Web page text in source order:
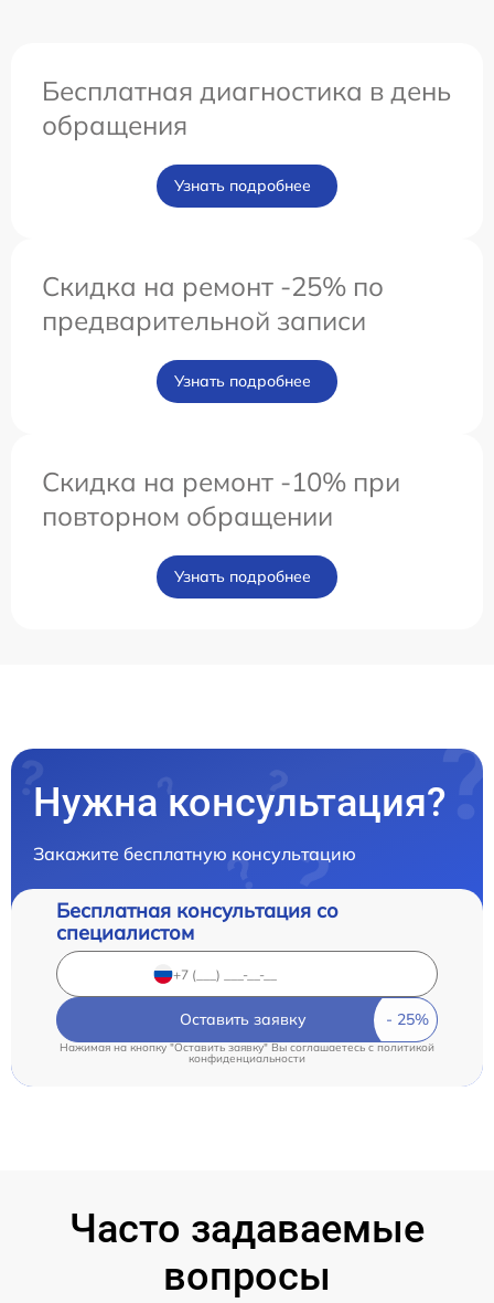
Бесплатная диагностика в день
обращения
Узнать подробнее
Скидка на ремонт -25% по
предварительной записи
Узнать подробнее
Скидка на ремонт -10% при
повторном обращении
Узнать подробнее
Нужна консультация?
Закажите бесплатную консультацию
Бесплатная консультация со
специалистом
Оставить заявку
Нажимая на кнопку "Оставить заявку" Вы соглашаетесь c политикой
конфиденциальности
Часто задаваемые
вопросы